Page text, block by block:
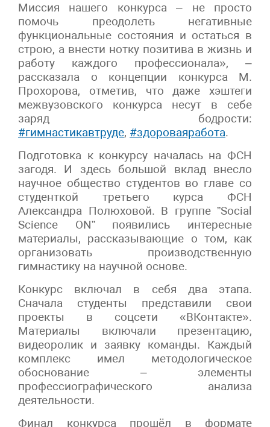
Миссия нашего конкурса – не просто
помочь преодолеть негативные
функциональные состояния и остаться в
строю, а внести нотку позитива в жизнь и
работу каждого профессионала», –
рассказала о концепции конкурса М.
Прохорова, отметив, что даже хэштеги
межвузовского конкурса несут в себе
заряд бодрости:
#гимнастикавтруде, #здороваяработа.
Подготовка к конкурсу началась на ФСН
загодя. И здесь большой вклад внесло
научное общество студентов во главе со
студенткой третьего курса ФСН
Александра Полюховой. В группе ”Social
Science ON” появились интересные
материалы, рассказывающие о том, как
организовать производственную
гимнастику на научной основе.
Конкурс включал в себя два этапа.
Сначала студенты представили свои
проекты в соцсети «ВКонтакте».
Материалы включали презентацию,
видеоролик и заявку команды. Каждый
комплекс имел методологическое
обоснование – элементы
профессиографического анализа
деятельности.
Финал конкурса прошёл в формате